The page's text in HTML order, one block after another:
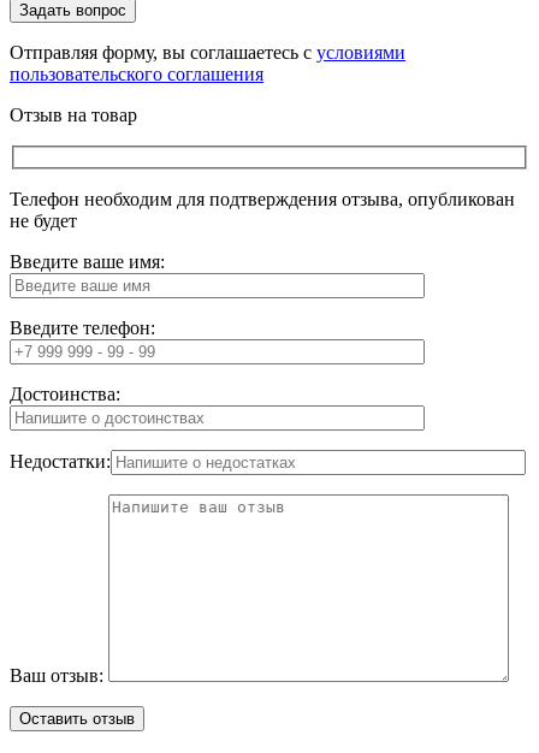
Отправляя форму, вы соглашаетесь с условиями
пользовательского соглашения
Отзыв на товар
Телефон необходим для подтверждения отзыва, опубликован
не будет
Введите ваше имя:
Введите телефон:
Достоинства:
Недостатки:
Ваш отзыв: